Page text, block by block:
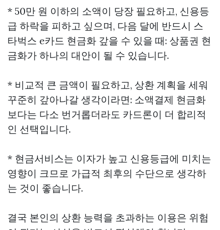
* 50만 원 이하의 소액이 당장 필요하고, 신용등
급 하락을 피하고 싶으며, 다음 달에 반드시 스
타벅스 e카드 현금화 갚을 수 있을 때: 상품권 현
금화가 하나의 대안이 될 수 있습니다.
* 비교적 큰 금액이 필요하고, 상환 계획을 세워
꾸준히 갚아나갈 생각이라면: 소액결제 현금화
보다는 다소 번거롭더라도 카드론이 더 합리적
인 선택입니다.
* 현금서비스는 이자가 높고 신용등급에 미치는
영향이 크므로 가급적 최후의 수단으로 생각하
는 것이 좋습니다.
결국 본인의 상환 능력을 초과하는 이용은 위험